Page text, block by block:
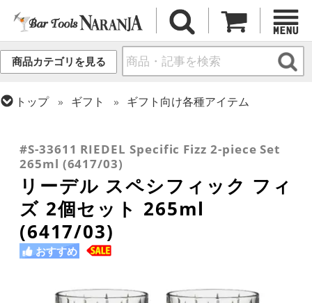
商品カテゴリを見る
トップ ギフト
ギフト向け各種アイテム
タンブラー
#S-33611 RIEDEL Specific Fizz 2-piece Set
265ml (6417/03)
リーデル スペシフィック フィ
ズ 2個セット 265ml
(6417/03)
おすすめ